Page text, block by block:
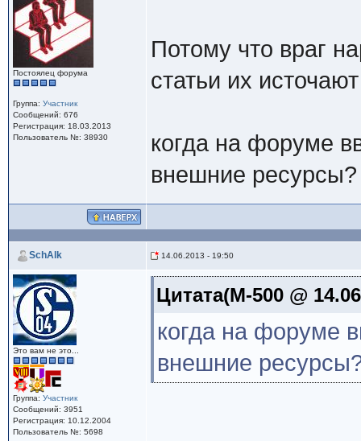
Постоялец форума
Группа: Участник
Сообщений: 676
Регистрация: 18.03.2013
Пользователь №: 38930
Потому что враг
статьи их
когда на форуме
внешние ресурсы?
SchAlk 14.06.2013 - 19:50
Это вам не это...
Группа: Участник
Сообщений: 3951
Регистрация: 10.12.2004
Пользователь №: 5698
Цитата(M-500 @
когда на форуме
внешние